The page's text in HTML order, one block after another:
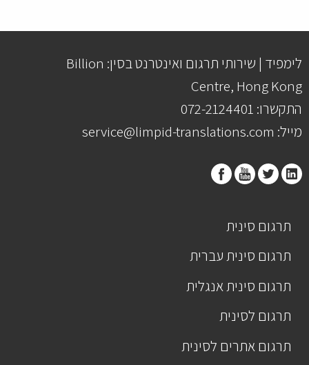
לימפיד | שירותי תרגום ואינטרנט בסין: Billion
Centre, Hong Kong
התקשרו: 072-2124401
מייל: service@limpid-translations.com
תרגום סינית
תרגום סינית עברית
תרגום סינית אנגלית
תרגום לסינית
תרגום אתרים לסינית